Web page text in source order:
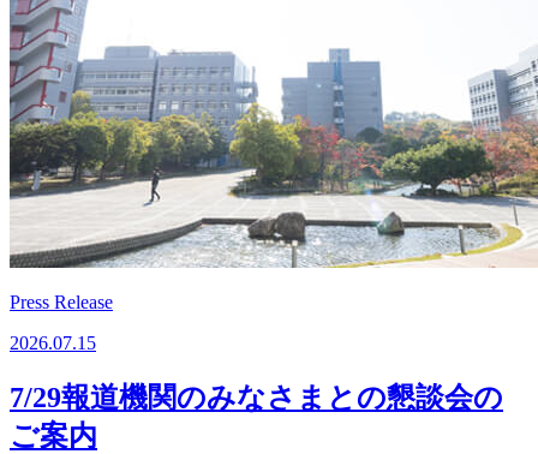
Press Release
2026.07.15
7/29報道機関のみなさまとの懇談会の
ご案内